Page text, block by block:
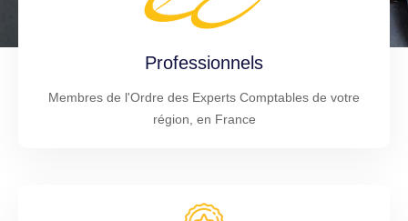
Professionnels
Membres de l'Ordre des Experts Comptables de votre
région, en France